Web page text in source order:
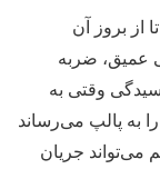
از بروز آن
عمیق، ضربه
وقتی به
به پالپ می‌رساند
جریان